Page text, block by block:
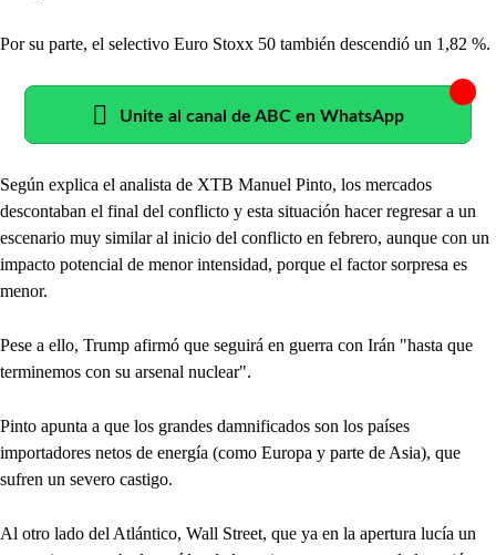
Por su parte, el selectivo Euro Stoxx 50 también descendió un 1,82 %.
Unite al canal de ABC en WhatsApp
Según explica el analista de XTB Manuel Pinto, los mercados
descontaban el final del conflicto y esta situación hacer regresar a un
escenario muy similar al inicio del conflicto en febrero, aunque con un
impacto potencial de menor intensidad, porque el factor sorpresa es
menor.
Pese a ello, Trump afirmó que seguirá en guerra con Irán "hasta que
terminemos con su arsenal nuclear".
Pinto apunta a que los grandes damnificados son los países
importadores netos de energía (como Europa y parte de Asia), que
sufren un severo castigo.
Al otro lado del Atlántico, Wall Street, que ya en la apertura lucía un